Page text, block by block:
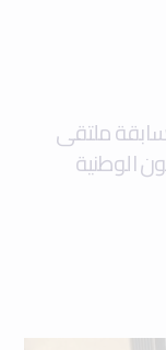
ملتقى
الوطنية